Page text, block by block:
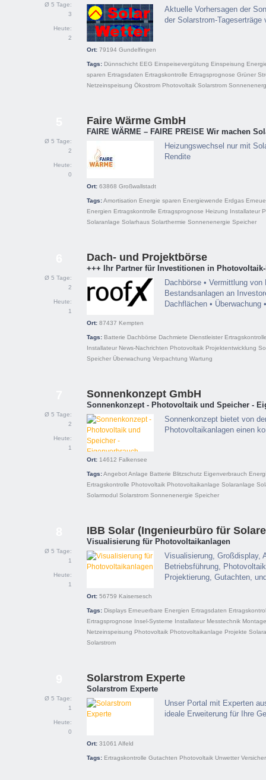
Ø 5 Tage:
3
Heute:
2
Aktuelle Vorhersagen der
der Solarstrom-
Ort: 79194 Gundelfingen
Tags: Dünnschicht EEG Einspeisevergütung Einspeisung
sparen Ertragsdaten Ertragskontrolle Ertragsprognose Grüner
Netzeinspeisung Ökostrom Photovoltaik Solarstrom
Ø 5 Tage:
2
Heute:
0
Faire Wärme GmbH
FAIRE WÄRME – FAIRE PREISE Wir machen
Heizungswechsel nur mit
Rendite
Ort: 63868 Großwallstadt
Tags:Amortisation Energie sparen Energiewende Erdgas
Energien Ertragskontrolle Ertragsprognose Heizung Installateur
Solaranlage Solarhaus Solarthermie Sonnenenergie Speicher
Ø 5 Tage:
2
Heute:
1
Dach- und Projektbörse
+++ Ihr Partner für Investitionen in
Dachbörse • Vermittlung
Bestandsanlagen an
Dachflächen • Überwachung
Ort: 87437 Kempten
Tags: Batterie Dachbörse Dachmiete Dienstleister
Installateur News-Nachrichten Photovoltaik Projektentwicklung
Speicher Überwachung Verpachtung Wartung
Ø 5 Tage:
2
Heute:
1
Sonnenkonzept GmbH
Sonnenkonzept - Photovoltaik und Speicher -
Sonnenkonzept bietet von
Photovoltaikanlagen einen
Ort: 14612 Falkensee
Tags:AngebotAnlage Batterie Blitzschutz Eigenverbrauch
Ertragskontrolle Photovoltaik Photovoltaikanlage Solaranlage
Solarmodul Solarstrom Sonnenenergie Speicher
Ø 5 Tage:
1
Heute:
1
IBB Solar (Ingenieurbüro für
Visualisierung für Photovoltaikanlagen
Visualisierung, Großdisplay,
Betriebsführung,
Projektierung, Gutachten,
Ort: 56759 Kaisersesch
Tags: Displays Erneuerbare Energien Ertragsdaten
Ertragsprognose Insel-Systeme Installateur Messtechnik Montage
Netzeinspeisung Photovoltaik Photovoltaikanlage Projekte
Solarstrom
Ø 5 Tage:
1
Heute:
0
Solarstrom Experte
Solarstrom Experte
Unser Portal mit Experten
ideale Erweiterung für Ihre
Ort: 31061 Alfeld
Tags: Ertragskontrolle Gutachten Photovoltaik Unwetter